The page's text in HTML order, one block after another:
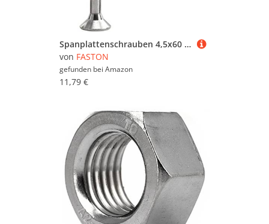
Spanplattenschrauben 4,5x60 mm Holzschrauben Torx Schrauben Holz (50 Stück) Universalschrauben Selbstschneidende Schrauben Edelstahl FASTON®
von FASTON
gefunden bei Amazon
11,79 €